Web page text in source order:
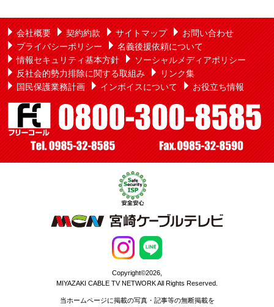
会社概要 契約約款 サイトマップ
お問い合わせ
プライバシーポリシー
名義後援依頼について
情報セキュリティ基本方針
ソーシャルメディアポリシー
反社会的勢力排除に関する取組み
リンク集
国民保護業務計画
インボイスについて お役立ち情報
Copyright©2026,
MIYAZAKI CABLE TV NETWORK All Rights Reserved.
当ホームページに掲載の写真・記事等の無断掲載を